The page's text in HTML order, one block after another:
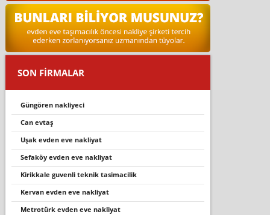
SON FİRMALAR
güngören nakliyeci
can evtaş
uşak evden eve nakliyat
sefaköy evden eve nakli̇yat
ki̇ri̇kkale guvenli̇ tekni̇k tasi̇maci̇li̇k
kervan evden eve nakliyat
metrotürk evden eve nakli̇yat